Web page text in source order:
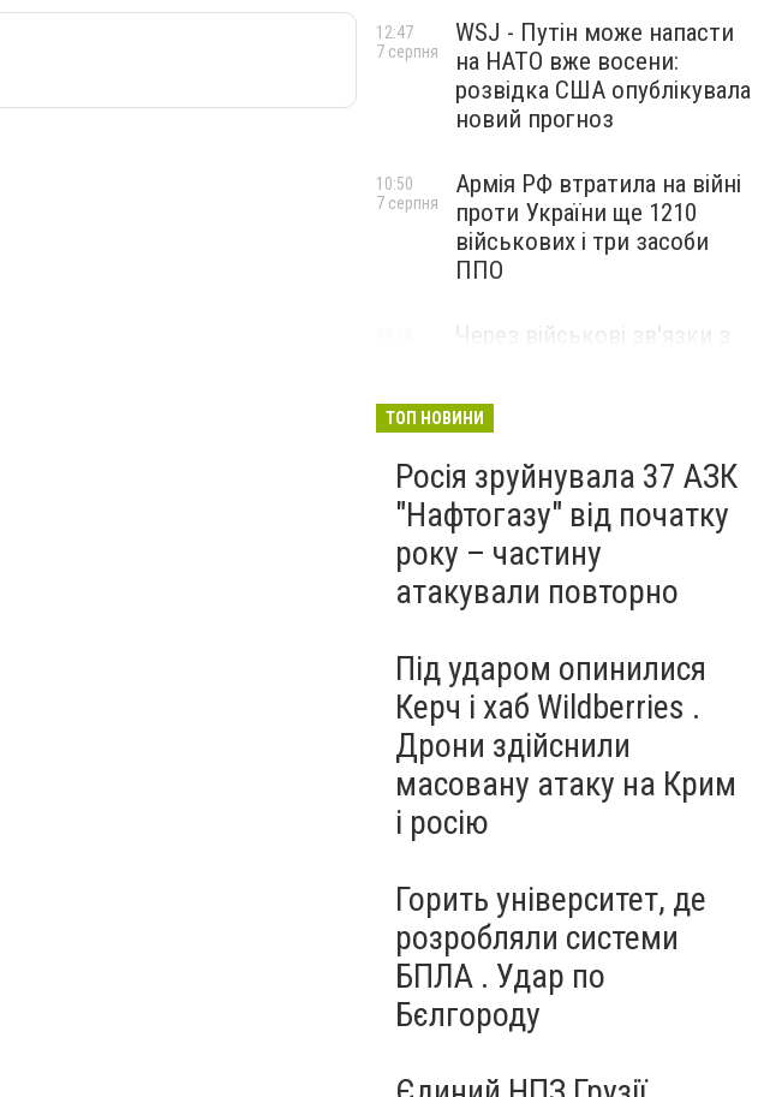
WSJ - Путін може напасти
на НАТО вже восени:
розвідка США опублікувала
новий прогноз
12:47
7 серпня
Армія РФ втратила на війні
проти України ще 1210
військових і три засоби
ППО
10:50
7 серпня
Через військові зв'язки з
Куби
ТОП НОВИНИ
Росія зруйнувала 37 АЗК
"Нафтогазу" від початку
року – частину
атакували повторно
Під ударом опинилися
Керч і хаб Wildberries .
Дрони здійснили
масовану атаку на Крим
і росію
Горить університет, де
розробляли системи
БПЛА . Удар по
Бєлгороду